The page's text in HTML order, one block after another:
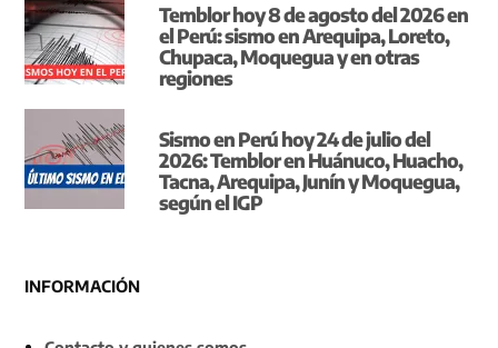
Temblor hoy 8 de agosto del 2026 en
el Perú: sismo en Arequipa, Loreto,
Chupaca, Moquegua y en otras
regiones
Sismo en Perú hoy 24 de julio del
2026: Temblor en Huánuco, Huacho,
Tacna, Arequipa, Junín y Moquegua,
según el IGP
INFORMACIÓN